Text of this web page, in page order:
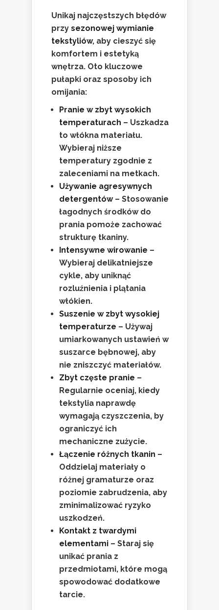
Unikaj najczęstszych błędów
przy sezonowej wymianie
tekstyliów, aby cieszyć się
komfortem i estetyką
wnętrza. Oto kluczowe
pułapki oraz sposoby ich
omijania:
Pranie w zbyt wysokich
temperaturach – Uszkadza
to włókna materiału.
Wybieraj niższe
temperatury zgodnie z
zaleceniami na metkach.
Używanie agresywnych
detergentów– Stosowanie
łagodnych środków do
prania pomoże zachować
strukturę tkaniny.
Intensywne wirowanie –
Wybieraj delikatniejsze
cykle, aby uniknąć
rozluźnienia i plątania
włókien.
Suszenie w zbyt wysokiej
temperaturze – Używaj
umiarkowanych ustawień w
suszarce bębnowej, aby
nie zniszczyć materiałów.
Zbyt częste pranie –
Regularnie oceniaj, kiedy
tekstylia naprawdę
wymagają czyszczenia, by
ograniczyć ich
mechaniczne zużycie.
Łączenie różnych tkanin –
Oddzielaj materiały o
różnej gramaturze oraz
poziomie zabrudzenia, aby
zminimalizować ryzyko
uszkodzeń.
Kontakt z twardymi
elementami – Staraj się
unikać prania z
przedmiotami, które mogą
spowodować dodatkowe
tarcie.